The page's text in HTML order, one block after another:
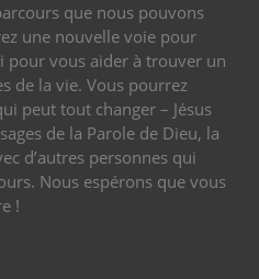
que nous pouvons
une nouvelle voie pour
pour vous aider à trouver un
de la vie. Vous pourrez
peut tout changer – Jésus
de la Parole de Dieu, la
d’autres personnes qui
Nous espérons que vous
!